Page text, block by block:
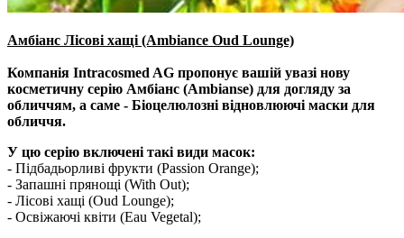
Амбіанс Лісові хащі (Ambiance Oud Lounge)
Компанія Intracosmed AG пропонує вашій увазі нову
косметичну серію Амбіанс (Ambianse) для догляду за
обличчям, а саме - Біоцелюлозні відновлюючі маски для
обличчя.
У цю серію включені такі види масок:
- Підбадьорливі фрукти (Passion Orange);
- Запашні прянощі (With Out);
- Лісові хащі (Oud Lounge);
- Освіжаючі квіти (Eau Vegetal);